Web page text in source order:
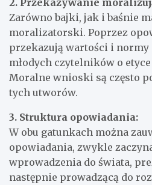
Zarówno bajki, jak i baśnie
moralizatorski. Poprzez
przekazują wartości i normy
młodych czytelników o
Moralne wnioski są często
tych utworów.
3. Struktura opowiadania:
W obu gatunkach można
opowiadania, zwykle
wprowadzenia do świata,
następnie prowadzącą do